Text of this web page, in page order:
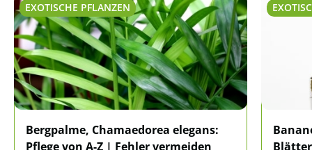
EXOTISCHE PFLANZEN
Bergpalme, Chamaedorea elegans:
Pflege von A-Z | Fehler vermeiden